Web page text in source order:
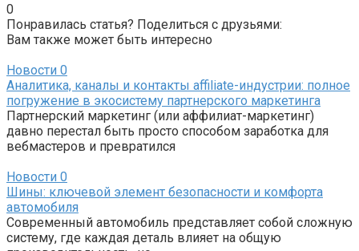
0
Понравилась статья? Поделиться с друзьями:
Вам также может быть интересно
Новости 0
Аналитика, каналы и контакты affiliate-индустрии: полное
погружение в экосистему партнерского маркетинга
Партнерский маркетинг (или аффилиат-маркетинг)
давно перестал быть просто способом заработка для
вебмастеров и превратился
Новости 0
Шины: ключевой элемент безопасности и комфорта
автомобиля
Современный автомобиль представляет собой сложную
систему, где каждая деталь влияет на общую